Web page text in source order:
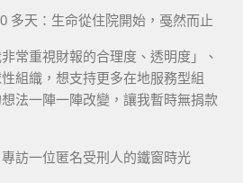
多天：生命從住院開始，戞然而止
常重視財報的合理度、透明度」、
組織，想支持更多在地服務型組
法一陣一陣改變，讓我暫時無捐款
訪一位匿名受刑人的鐵窗時光